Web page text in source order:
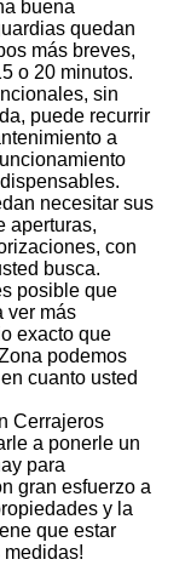
buena
quedan
más breves,
o 20 minutos.
sin
puede recurrir
a
necesitar sus
aperturas,
con
busca.
posible que
ver más
exacto que
podemos
cuanto usted
Cerrajeros
a ponerle un
para
gran esfuerzo a
y la
que estar
medidas!